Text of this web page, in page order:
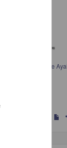
la colonia Plan de